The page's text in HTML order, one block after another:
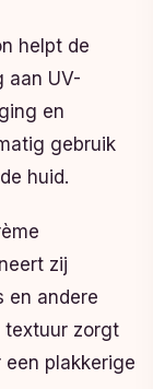
helpt de
aan UV-
en
gebruik
huid.
zij
en andere
textuur zorgt
plakkerige